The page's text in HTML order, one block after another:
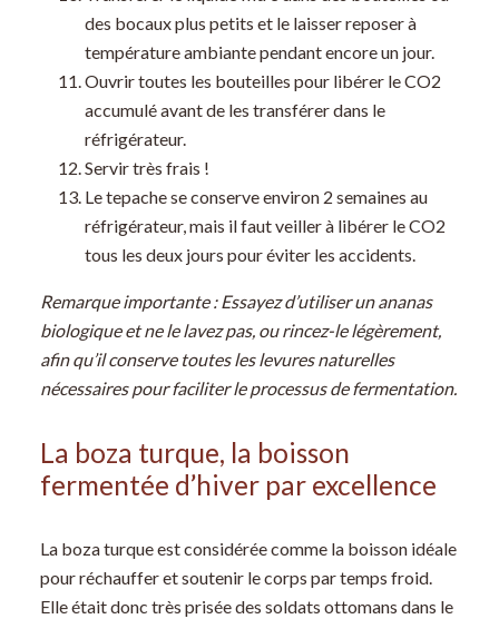
des bocaux plus petits et le laisser reposer à
température ambiante pendant encore un jour.
Ouvrir toutes les bouteilles pour libérer le CO2
accumulé avant de les transférer dans le
réfrigérateur.
Servir très frais !
Le tepache se conserve environ 2 semaines au
réfrigérateur, mais il faut veiller à libérer le CO2
tous les deux jours pour éviter les accidents.
Remarque importante : Essayez d’utiliser un ananas
biologique et ne le lavez pas, ou rincez-le légèrement,
afin qu’il conserve toutes les levures naturelles
nécessaires pour faciliter le processus de fermentation.
La boza turque, la boisson
fermentée d’hiver par excellence
La boza turque est considérée comme la boisson idéale
pour réchauffer et soutenir le corps par temps froid.
Elle était donc très prisée des soldats ottomans dans le